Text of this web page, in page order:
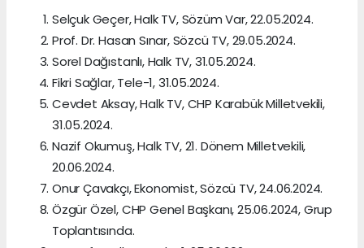
Selçuk Geçer, Halk TV, Sözüm Var, 22.05.2024.
Prof. Dr. Hasan Sınar, Sözcü TV, 29.05.2024.
Sorel Dağıstanlı, Halk TV, 31.05.2024.
Fikri Sağlar, Tele-1, 31.05.2024.
Cevdet Aksay, Halk TV, CHP Karabük Milletvekili,
31.05.2024.
Nazif Okumuş, Halk TV, 21. Dönem Milletvekili,
20.06.2024.
Onur Çavakçı, Ekonomist, Sözcü TV, 24.06.2024.
Özgür Özel, CHP Genel Başkanı, 25.06.2024, Grup
Toplantısında.